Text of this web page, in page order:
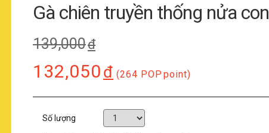
Gà chiên truyền thống nửa con
139,000đ
132,050đ (264 POP point)
Số lượng